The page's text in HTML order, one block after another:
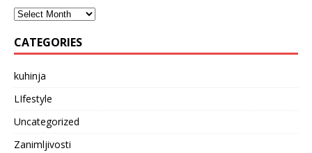
CATEGORIES
kuhinja
LIfestyle
Uncategorized
Zanimljivosti